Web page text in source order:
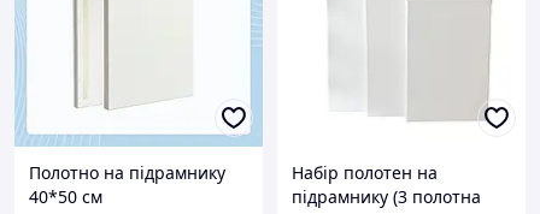
Полотно на підрамнику
40*50 см
Набір полотен на
підрамнику (3 полотна